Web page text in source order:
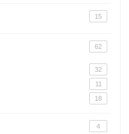
15
62
32
11
18
4